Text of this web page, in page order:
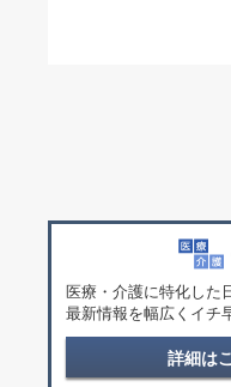
医療・介護に特化した
最新情報を幅広くイチ
詳細は